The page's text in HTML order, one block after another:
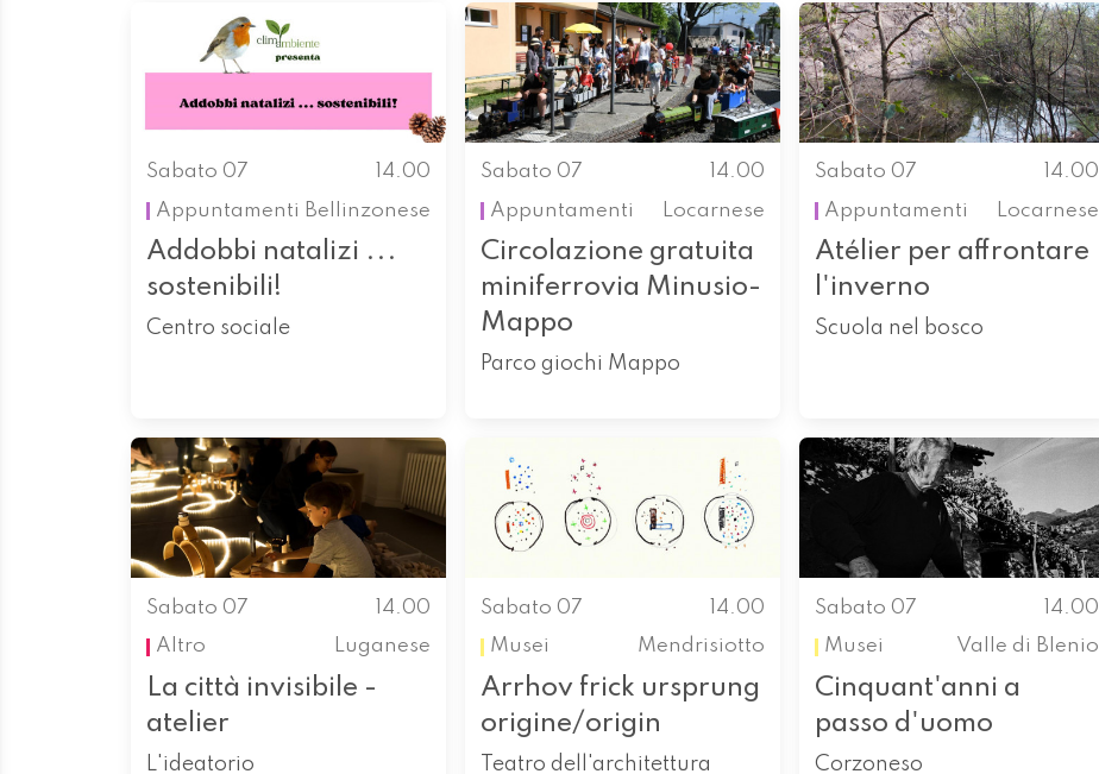
Sabato 07
14.00
Appuntamenti Bellinzonese
Addobbi natalizi ...
sostenibili!
Centro sociale
Sabato 07
14.00
Appuntamenti
Locarnese
Circolazione gratuita
miniferrovia Minusio-
Mappo
Parco giochi Mappo
Sabato 07
14.00
Appuntamenti
Locarnese
Atélier per affrontare
l'inverno
Scuola nel bosco
Sabato 07
14.00
Altro
Luganese
La città invisibile -
atelier
L'ideatorio
Sabato 07
14.00
Musei
Mendrisiotto
Arrhov frick ursprung
origine/origin
Teatro dell'architettura
Sabato 07
14.00
Musei
Valle di Blenio
Cinquant'anni a
passo d'uomo
Corzoneso